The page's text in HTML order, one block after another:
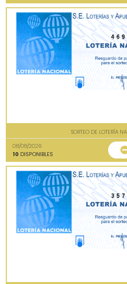
SORTEO DE LOTERÍA
08/08/2026
10 DISPONIBLES